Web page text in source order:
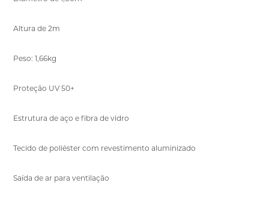
Altura de 2m
Peso: 1,66kg
Proteção UV 50+
Estrutura de aço e fibra de vidro
Tecido de poliéster com revestimento aluminizado
Saída de ar para ventilação